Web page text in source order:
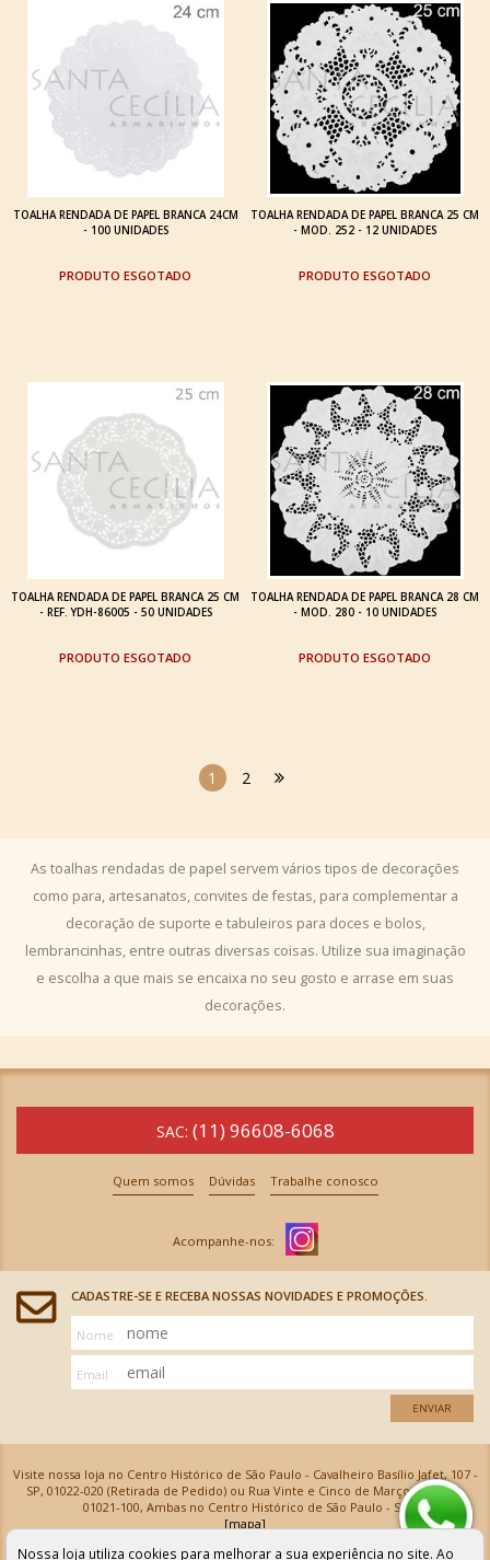
TOALHA RENDADA DE PAPEL BRANCA 24CM
- 100 UNIDADES
ESGOTADO
TOALHA RENDADA DE PAPEL BRANCA 25 CM
- MOD. 252 - 12 UNIDADES
ESGOTADO
TOALHA RENDADA DE PAPEL BRANCA 25 CM
- REF. YDH-86005 - 50 UNIDADES
ESGOTADO
TOALHA RENDADA DE PAPEL BRANCA 28 CM
- MOD. 280 - 10 UNIDADES
ESGOTADO
1 2
As toalhas rendadas de papel servem vários tipos de decorações
como para, artesanatos, convites de festas, para complementar a
decoração de suporte e tabuleiros para doces e bolos,
lembrancinhas, entre outras diversas coisas. Utilize sua imaginação
e escolha a que mais se encaixa no seu gosto e arrase em suas
decorações.
SAC: (11) 96608-6068
Quem somos Dúvidas Trabalhe conosco
CADASTRE-SE E RECEBA NOSSAS NOVIDADES E PROMOÇÕES.
Nome
Email
ENVIAR
Visite nossa loja no Centro Histórico de São Paulo - Cavalheiro Basílio Jafet, 107 -
SP, 01022-020 (Retirada de Pedido) ou Rua Vinte e Cinco de Março, 576 - SP,
01021-100, Ambas no Centro Histórico de São Paulo - SP
[mapa]
Armarinhos Santa Cecília Ltda | CNPJ: 61.069.639/0001-18
Nossa loja utiliza cookies para melhorar a sua experiência no site. Ao